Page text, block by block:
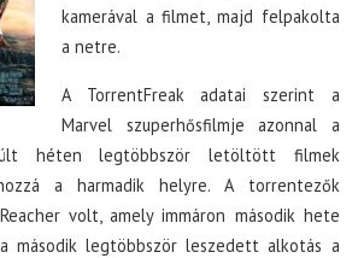
kamerával a filmet, majd felpakolta
a netre.
A TorrentFreak adatai szerint a
Marvel szuperhősfilmje azonnal a
héten legtöbbször letöltött filmek
a harmadik helyre. A torrentezők
volt, amely immáron második hete
második legtöbbször leszedett alkotás a